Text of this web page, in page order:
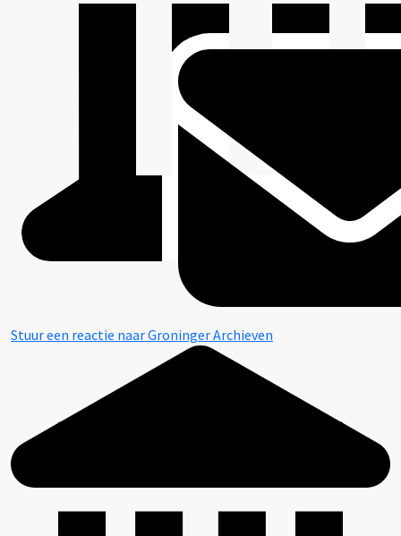
Stuur een reactie naar Groninger Archieven